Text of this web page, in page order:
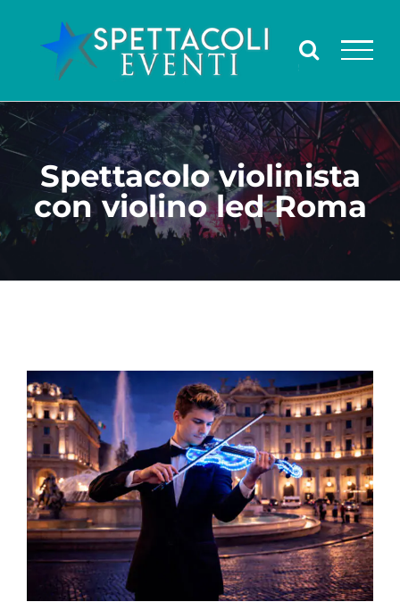
contenuto
Spettacolo violinista
con violino led Roma
Ingrandisci
immagine